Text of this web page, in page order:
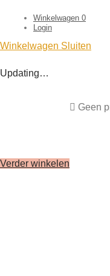
Winkelwagen 0
Login
Winkelwagen Sluiten
Updating…
Geen
Verder winkelen